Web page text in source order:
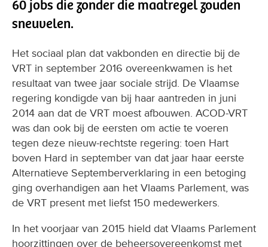
60 jobs die zonder die maatregel zouden
sneuvelen.
Het sociaal plan dat vakbonden en directie bij de
VRT in september 2016 overeenkwamen is het
resultaat van twee jaar sociale strijd. De Vlaamse
regering kondigde van bij haar aantreden in juni
2014 aan dat de VRT moest afbouwen. ACOD-VRT
was dan ook bij de eersten om actie te voeren
tegen deze nieuw-rechtste regering: toen Hart
boven Hard in september van dat jaar haar eerste
Alternatieve Septemberverklaring in een betoging
ging overhandigen aan het Vlaams Parlement, was
de VRT present met liefst 150 medewerkers.
In het voorjaar van 2015 hield dat Vlaams Parlement
hoorzittingen over de beheersovereenkomst met